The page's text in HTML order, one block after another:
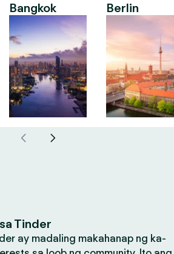
Bangkok Berlin
Tinder
ay madaling makahanap ng ka-